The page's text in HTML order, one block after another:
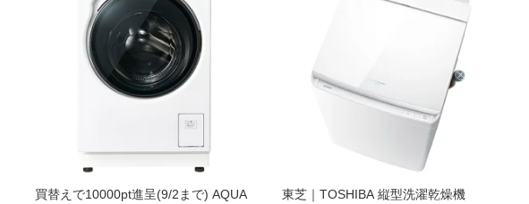
買替えで10000pt進呈(9/2まで) AQUA
東芝｜TOSHIBA 縦型洗濯乾燥機